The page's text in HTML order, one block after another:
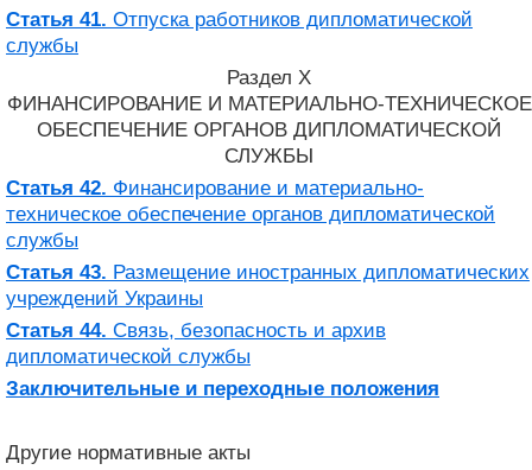
Статья 41. Отпуска работников дипломатической
службы
Раздел X
ФИНАНСИРОВАНИЕ И МАТЕРИАЛЬНО-ТЕХНИЧЕСКОЕ
ОБЕСПЕЧЕНИЕ ОРГАНОВ ДИПЛОМАТИЧЕСКОЙ
СЛУЖБЫ
Статья 42. Финансирование и материально-
техническое обеспечение органов дипломатической
службы
Статья 43. Размещение иностранных дипломатических
учреждений Украины
Статья 44. Связь, безопасность и архив
дипломатической службы
Заключительные и переходные положения
Другие нормативные акты